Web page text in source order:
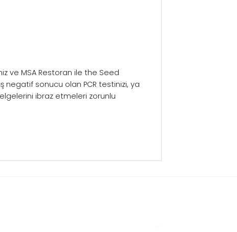
ve MSA Restoran ile the Seed
negatif sonucu olan PCR testinizi, ya
ibraz etmeleri zorunlu